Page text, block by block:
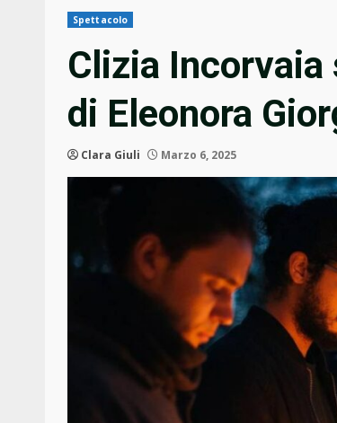
Spettacolo
Clizia
di Eleonora
Clara Giuli Marzo 6, 2025